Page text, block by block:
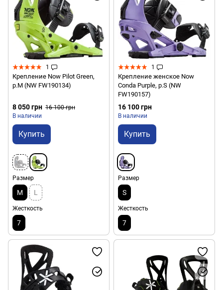
1
Крепление Now Pilot Green,
р.M (NW FW190134)
8 050 грн 16 100 грн
В наличии
Купить
Размер
M L
Жесткость
7
1
Крепление женское Now
Conda Purple, р.S (NW
FW190157)
16 100 грн
В наличии
Купить
Размер
S
Жесткость
7